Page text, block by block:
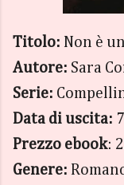
Titolo: Non è
Autore: Sara
Serie:
Data di uscita:
Prezzo ebook:
Genere: